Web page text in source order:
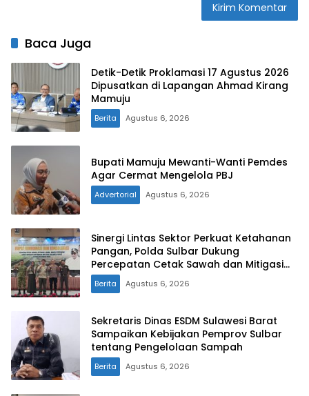
Baca Juga
Detik-Detik Proklamasi 17 Agustus 2026
Dipusatkan di Lapangan Ahmad Kirang
Berita Agustus 6, 2026
Bupati Mamuju Mewanti-Wanti Pemdes
Agar Cermat Mengelola PBJ
Advertorial Agustus 6, 2026
Sinergi Lintas Sektor Perkuat Ketahanan
Pangan, Polda Sulbar Dukung
Percepatan Cetak Sawah dan Mitigasi
Kekeringan
Berita Agustus 6, 2026
Sekretaris Dinas ESDM Sulawesi Barat
Sampaikan Kebijakan Pemprov Sulbar
Berita Agustus 6, 2026